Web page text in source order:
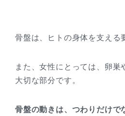
骨盤は、ヒトの身体を支える
また、女性にとっては、卵巣
大切な部分です。
骨盤の動きは、つわりだけで